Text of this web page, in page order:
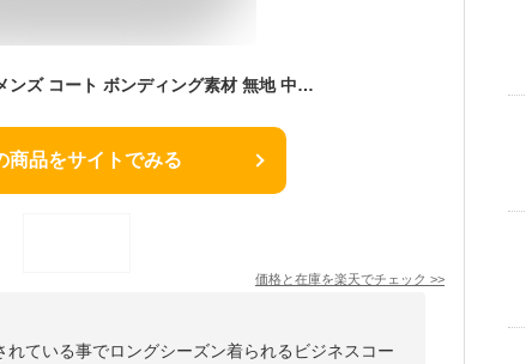
ステンカラーコート メンズ コート ボンディング素材 無地 中綿ライナー（取り外し可能）撥水加工 ブラック グレー ダークネイビー S M L LL 3L BB体 ビジネスコート スプリングコート
商品をサイトでみる
価格と在庫を楽天でチェック >>
ている事でロングシーズン着られるビジネスコー